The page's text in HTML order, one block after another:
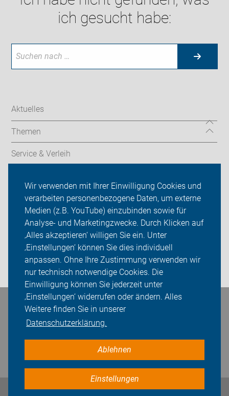
Wir verwenden mit Ihrer Einwilligung Cookies und
verarbeiten personenbezogene Daten, um externe
Medien (z.B. YouTube) einzubinden sowie für
Analyse- und Marketingzwecke. Durch Klicken auf
‚Alles akzeptieren‘ willigen Sie ein. Unter
‚Einstellungen‘ können Sie dies individuell
anpassen. Ohne Ihre Zustimmung verwenden wir
nur technisch notwendige Cookies. Die
Einwilligung können Sie jederzeit unter
‚Einstellungen‘ widerrufen oder ändern. Alles
Weitere finden Sie in unserer
Datenschutzerklärung.
Ablehnen
Einstellungen
ich gesucht habe:
Aktuelles
Themen
Service & Verleih
Rückblicke
ADFC Unna
Sei dabei
Login
Bleiben Sie in Kontakt